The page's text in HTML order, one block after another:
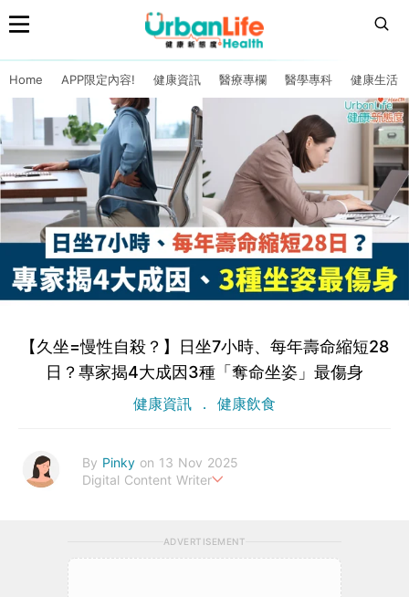
Home APP限定內容! 健康資訊 醫療專欄 醫學專科 健康生活
【久坐=慢性自殺？】日坐7小時、每年壽命縮短28
日？專家揭4大成因3種「奪命坐姿」最傷身
健康資訊 健康飲食
By Pinky on 13 Nov 2025
Digital Content Writer
ADVERTISEMENT